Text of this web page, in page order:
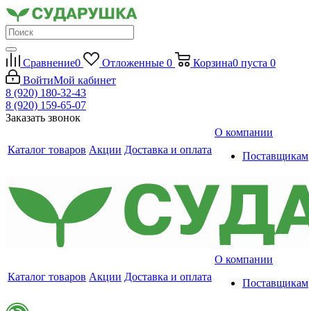
Сравнение0 Отложенные 0 Корзина0 пуста 0
ВойтиМой кабинет
8 (920) 180-32-43
8 (920) 159-65-07
Заказать звонок
Каталог товаров Акции Доставка и оплата
О компании
Поставщикам
Каталог товаров Акции Доставка и оплата
О компании
Поставщикам